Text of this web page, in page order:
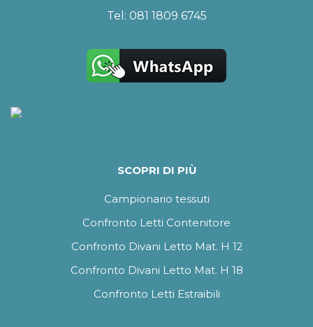
Tel: 081 1809 6745
SCOPRI DI PIÙ
Campionario tessuti
Confronto Letti Contenitore
Confronto Divani Letto Mat. H 12
Confronto Divani Letto Mat. H 18
Confronto Letti Estraibili